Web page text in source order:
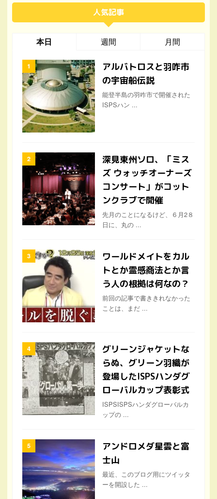
人気記事
本日 週間 月間
アルバトロスと羽咋市
の宇宙船伝説
能登半島の羽咋市で開催された
ISPSハン ...
深見東州ソロ、「ミス
ズ ウォッチオーナーズ
コンサート」がコット
ンクラブで開催
先月のことになるけど、６月2８
日に、丸の ...
ワールドメイトをカル
トとか霊感商法とか言
う人の根拠は何なの？
前回の記事で書ききれなかった
ことは、まだ ...
グリーンジャケットな
らぬ、グリーン羽織が
登場したISPSハンダグ
ローバルカップ表彰式
ISPSISPSハンダグローバルカ
ップの ...
アンドロメダ星雲と富
士山
最近、このブログ用にツイッタ
ーを開設した ...